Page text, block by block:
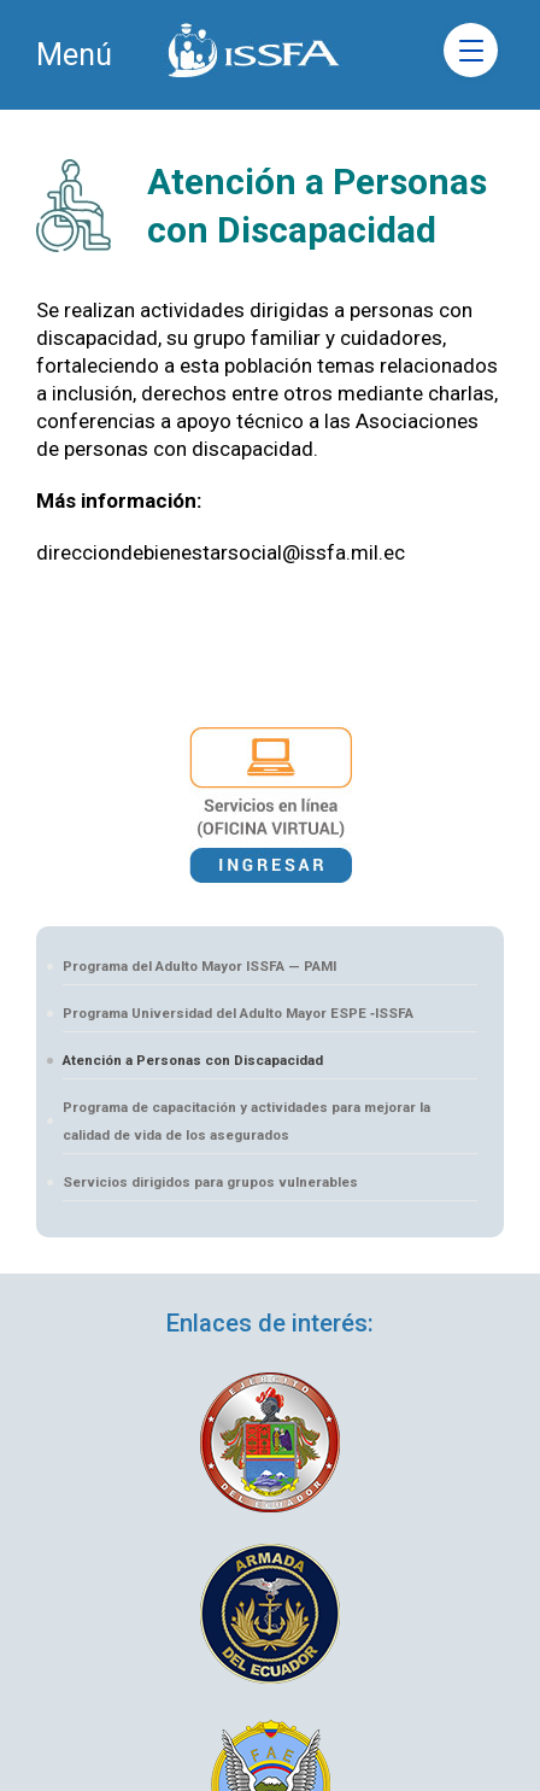
Menú
Atención a Personas
con Discapacidad
Se realizan actividades dirigidas a personas con
discapacidad, su grupo familiar y cuidadores,
fortaleciendo a esta población temas relacionados
a inclusión, derechos entre otros mediante charlas,
conferencias a apoyo técnico a las Asociaciones
de personas con discapacidad.
Más información:
direcciondebienestarsocial@issfa.mil.ec
Programa del Adulto Mayor ISSFA — PAMI
Programa Universidad del Adulto Mayor ESPE ‑ISSFA
Atención a Personas con Discapacidad
Programa de capacitación y actividades para mejorar la
calidad de vida de los asegurados
Servicios dirigidos para grupos vulnerables
Enlaces de interés: